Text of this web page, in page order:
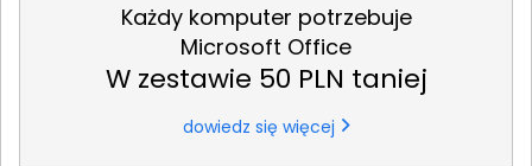
Każdy komputer potrzebuje
Microsoft Office
W zestawie 50 PLN taniej
dowiedz się więcej